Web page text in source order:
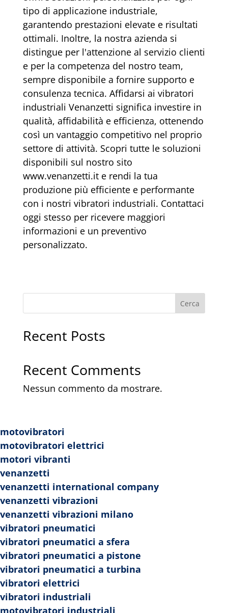
tipo di applicazione industriale,
garantendo prestazioni elevate e risultati
ottimali. Inoltre, la nostra azienda si
distingue per l'attenzione al servizio clienti
e per la competenza del nostro team,
sempre disponibile a fornire supporto e
consulenza tecnica. Affidarsi ai vibratori
industriali Venanzetti significa investire in
qualità, affidabilità e efficienza, ottenendo
così un vantaggio competitivo nel proprio
settore di attività. Scopri tutte le soluzioni
disponibili sul nostro sito
www.venanzetti.it e rendi la tua
produzione più efficiente e performante
con i nostri vibratori industriali. Contattaci
oggi stesso per ricevere maggiori
informazioni e un preventivo
personalizzato.
Cerca
Recent Posts
Recent Comments
Nessun commento da mostrare.
Archives
Nessun archivio da mostrare.
Categories
Nessuna categoria
motovibratori
motovibratori elettrici
motori vibranti
venanzetti
venanzetti international company
venanzetti vibrazioni
venanzetti vibrazioni milano
vibratori pneumatici
vibratori pneumatici a sfera
vibratori pneumatici a pistone
vibratori pneumatici a turbina
vibratori elettrici
vibratori industriali
motovibratori industriali